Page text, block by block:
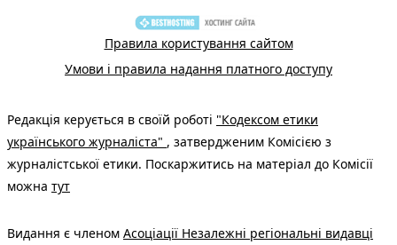
Правила користування сайтом
Умови і правила надання платного доступу
Редакція керується в своїй роботі "Кодексом етики
українського журналіста" , затвердженим Комісією з
журналістської етики. Поскаржитись на матеріал до Комісії
можна тут
Видання є членом Асоціації Незалежні регіональні видавці